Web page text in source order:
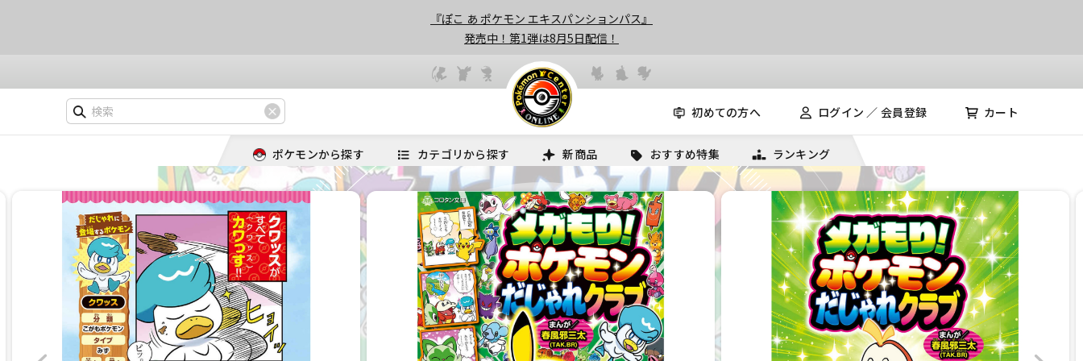
『ぽこ あ ポケモン エキスパンションパス』
発売中！第1弾は8月5日配信！
初めての方へ ログイン ／ 会員登録 カート
ポケモンから探す カテゴリから探す 新商品 おすすめ特集 ランキング